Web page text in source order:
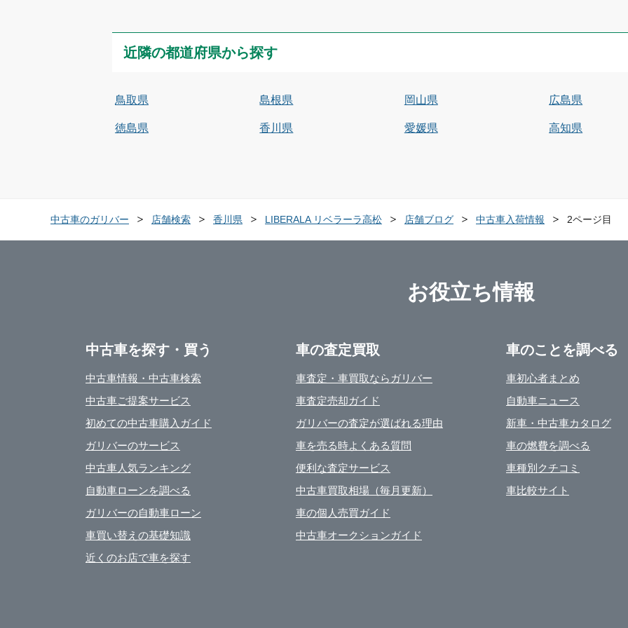
近隣の都道府県から探す
鳥取県 島根県 岡山県 広島県
徳島県 香川県 愛媛県 高知県
中古車のガリバー 店舗検索 香川県 LIBERALA リベラーラ高松 店舗ブログ 中古車入荷情報 2ページ目
お役立ち情報
中古車を探す・買う
中古車情報・中古車検索
中古車ご提案サービス
初めての中古車購入ガイド
ガリバーのサービス
中古車人気ランキング
自動車ローンを調べる
ガリバーの自動車ローン
車買い替えの基礎知識
近くのお店で車を探す
車の査定買取
車査定・車買取ならガリバー
車査定売却ガイド
ガリバーの査定が選ばれる理由
車を売る時よくある質問
便利な査定サービス
中古車買取相場（毎月更新）
車の個人売買ガイド
中古車オークションガイド
車のことを調べる
車初心者まとめ
自動車ニュース
新車・中古車カタログ
車の燃費を調べる
車種別クチコミ
車比較サイト